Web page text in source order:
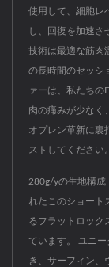
使用して、細胞レ
し、回復を加速さ
技術は最適な筋肉
の長時間のセッシ
ァーは、私たちの
肉の痛みが少なく
オプレン革新に裏
ストしてください。
280g/yの生地構成
れたこのショート
るフラットロック
ています。 ユニ
き、サーフィン、